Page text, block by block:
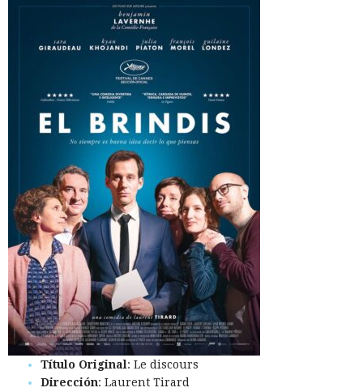
Título Original: Le discours
Dirección: Laurent Tirard